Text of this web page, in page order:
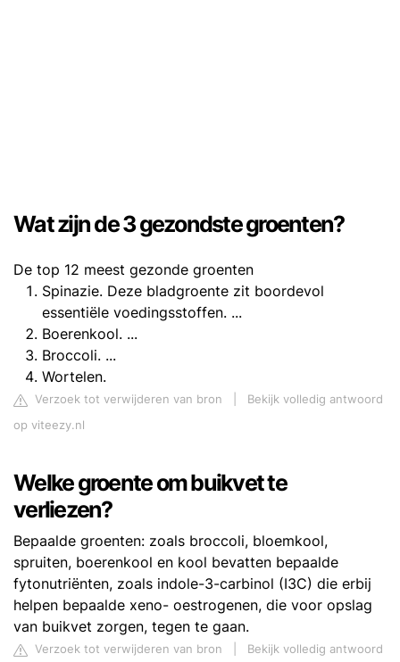
Wat zijn de 3 gezondste groenten?
De top 12 meest gezonde groenten
Spinazie. Deze bladgroente zit boordevol
essentiële voedingsstoffen. ...
Boerenkool. ...
Broccoli. ...
Wortelen.
Verzoek tot verwijderen van bron
Bekijk volledig antwoord
op viteezy.nl
Welke groente om buikvet te
verliezen?
Bepaalde groenten: zoals broccoli, bloemkool,
spruiten, boerenkool en kool bevatten bepaalde
fytonutriënten, zoals indole-3-carbinol (I3C) die erbij
helpen bepaalde xeno- oestrogenen, die voor opslag
van buikvet zorgen, tegen te gaan.
Verzoek tot verwijderen van bron
Bekijk volledig antwoord